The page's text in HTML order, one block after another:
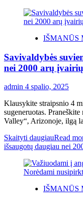
IŠMANŪS
Savivaldybės
nei 2000 arų
admin 4 spalio, 2025
Klausykite straipsnio 4
sugeneruotas.
Valley“, Arizonoje, ilgą
Skaityti daugiauRead
išsaugotų daugiau nei
IŠMANŪS